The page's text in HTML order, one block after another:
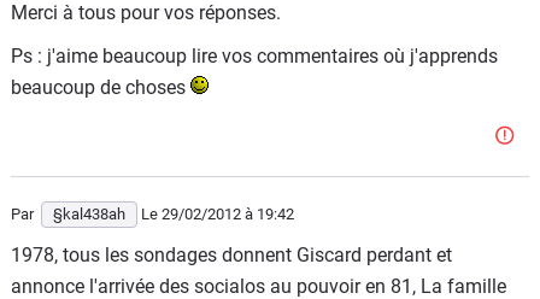
Merci à tous pour vos réponses.
Ps : j'aime beaucoup lire vos commentaires où j'apprends
beaucoup de choses
Par §kal438ah Le 29/02/2012 à 19:42
1978, tous les sondages donnent Giscard perdant et
annonce l'arrivée des socialos au pouvoir en 81, La famille